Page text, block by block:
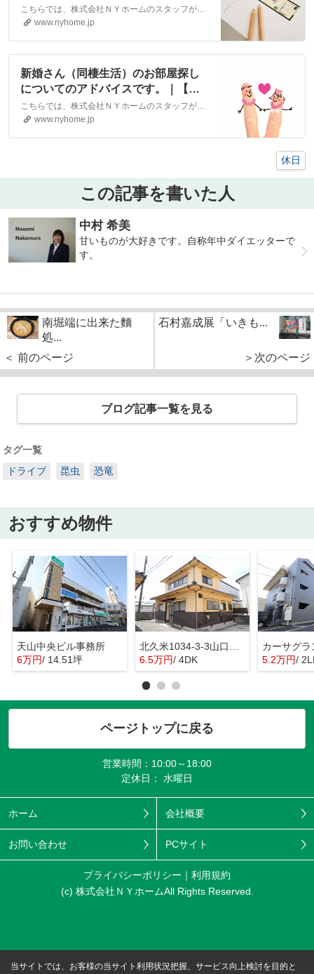
ットワーク】(株)NYホーム 松山
市・大洲市の賃貸・不動産
こちらでは、株式会社ＮＹホームのスタッフが執筆したスタッフブログ記事、「ワンルームと１Ｋの違いってなんですか？間取りの話。」をご紹介しております。他にも様々なテーマの記事がありますので、お住まい探しの合間にぜひご一読ください！
www.nyhome.jp
新婚さん（同棲生活）のお部屋探し
についてのアドバイスです。｜【エ
イブルネットワーク】(株)NYホー
ム 松山市・大洲市の賃貸・不動産
こちらでは、株式会社ＮＹホームのスタッフが執筆したスタッフブログ記事、「新婚さん（同棲生活）のお部屋探しについてのアドバイスです。」をご紹介しております。他にも様々なテーマの記事がありますので、お住まい探しの合間にぜひご一読ください！
www.nyhome.jp
休日
この記事を書いた人
中村 希美
甘いものが大好きです。自称年中ダイエッターで
す。
南堀端に出来た麵
処...
＜ 前のページ
石村嘉成展「いきも...
＞次のページ
ブログ記事一覧を見る
タグ一覧
ドライブ
昆虫 恐竜
おすすめ物件
天山中央ビル事務所
6万円/ 14.51坪
6.5万円/ 4DK
カーサグラ
5.2万円/
ページトップに戻る
営業時間：10:00～18:00
定休日： 水曜日
ホーム 会社概要
お問い合わせ PCサイト
プライバシーポリシー
利用規約
(c) 株式会社ＮＹホームAll Rights Reserved.
当サイトでは、お客様の当サイト利用状況把握、サービス向上検討を目的と